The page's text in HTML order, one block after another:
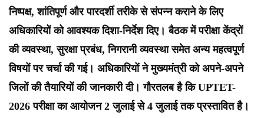
निष्पक्ष, शांतिपूर्ण और पारदर्शी तरीके से संपन्न कराने के लिए
अधिकारियों को आवश्यक दिशा-निर्देश दिए। बैठक में परीक्षा केंद्रों
की व्यवस्था, सुरक्षा प्रबंध, निगरानी व्यवस्था समेत अन्य महत्वपूर्ण
विषयों पर चर्चा की गई। अधिकारियों ने मुख्यमंत्री को अपने-अपने
जिलों की तैयारियों की जानकारी दी। गौरतलब है कि UPTET-
2026 परीक्षा का आयोजन 2 जुलाई से 4 जुलाई तक प्रस्तावित है।